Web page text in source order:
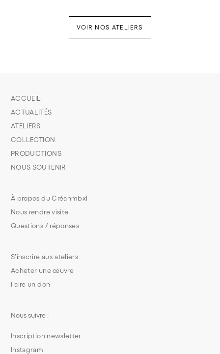
VOIR NOS ATELIERS
S’inscrire aux ateliers
Acheter une œuvre
Faire un don
À propos du Créahmbxl
Nous rendre visite
Questions / réponses
ACCUEIL
ACTUALITÉS
ATELIERS
COLLECTION
PRODUCTIONS
NOUS SOUTENIR
Nous suivre :
Inscription newsletter
Instagram